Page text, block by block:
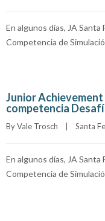
En algunos días, JA Santa
Competencia de
Junior Achievement
competencia
By Vale Trosch Santa Fe
En algunos días, JA Santa
Competencia de